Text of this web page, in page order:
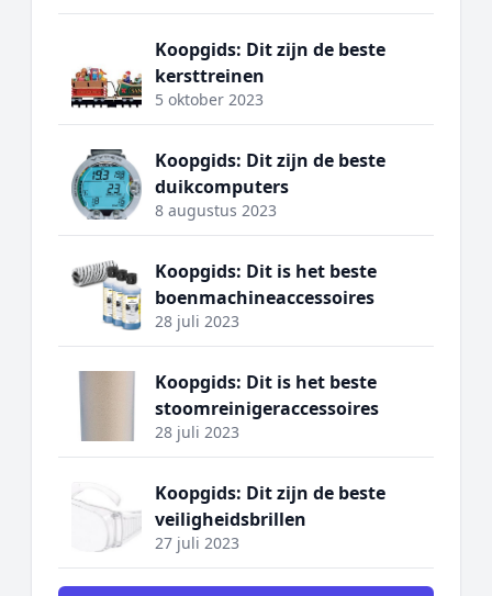
Koopgids: Dit zijn de beste
kersttreinen
5 oktober 2023
Koopgids: Dit zijn de beste
duikcomputers
8 augustus 2023
Koopgids: Dit is het beste
boenmachineaccessoires
28 juli 2023
Koopgids: Dit is het beste
stoomreinigeraccessoires
28 juli 2023
Koopgids: Dit zijn de beste
veiligheidsbrillen
27 juli 2023